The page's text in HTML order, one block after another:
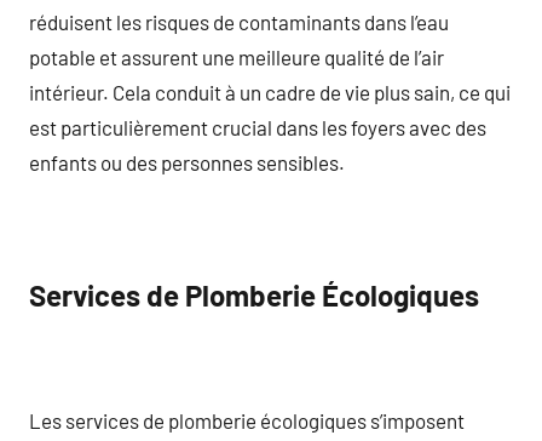
réduisent les risques de contaminants dans l’eau
potable et assurent une meilleure qualité de l’air
intérieur. Cela conduit à un cadre de vie plus sain, ce qui
est particulièrement crucial dans les foyers avec des
enfants ou des personnes sensibles.
Services de Plomberie Écologiques
Les services de plomberie écologiques s’imposent